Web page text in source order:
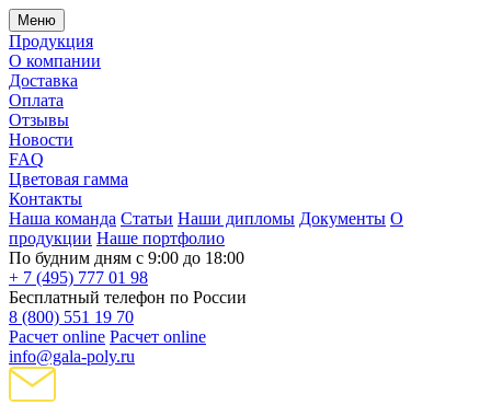
Меню
Продукция
О компании
Доставка
Оплата
Отзывы
Новости
FAQ
Цветовая гамма
Контакты
Наша команда Статьи Наши дипломы Документы О
продукции Наше портфолио
По будним дням с 9:00 до 18:00
+ 7 (495) 777 01 98
Бесплатный телефон по России
8 (800) 551 19 70
Расчет online Расчет online
info@gala-poly.ru